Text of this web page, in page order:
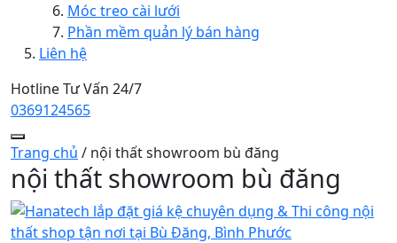
Móc treo cài lưới
Phần mềm quản lý bán hàng
Liên hệ
Hotline Tư Vấn 24/7
0369124565
Trang chủ / nội thất showroom bù đăng
nội thất showroom bù đăng